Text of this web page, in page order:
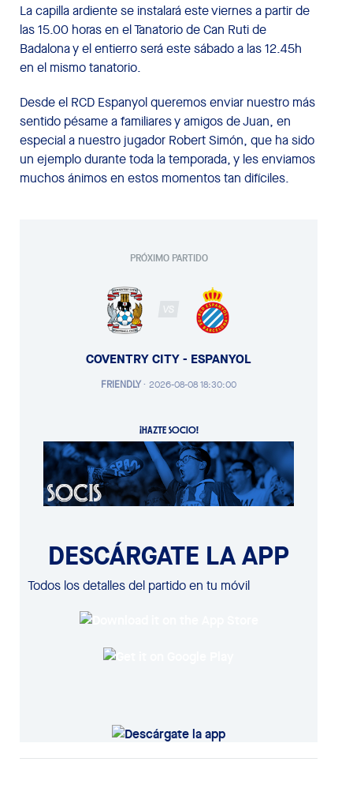
La capilla ardiente se instalará este viernes a partir de
las 15.00 horas en el Tanatorio de Can Ruti de
Badalona y el entierro será este sábado a las 12.45h
en el mismo tanatorio.
Desde el RCD Espanyol queremos enviar nuestro más
sentido pésame a familiares y amigos de Juan, en
especial a nuestro jugador Robert Simón, que ha sido
un ejemplo durante toda la temporada, y les enviamos
muchos ánimos en estos momentos tan difíciles.
PRÓXIMO PARTIDO
VS
COVENTRY CITY - ESPANYOL
FRIENDLY· 2026-08-08 18:30:00
¡HAZTE SOCIO!
DESCÁRGATE LA APP
Todos los detalles del partido en tu móvil